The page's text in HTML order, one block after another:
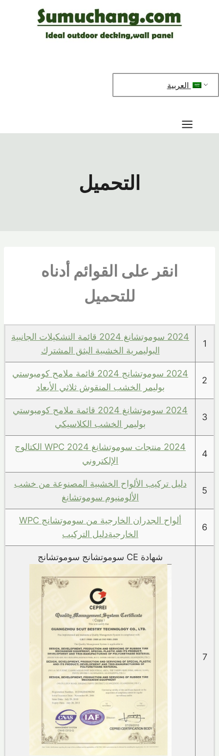
العربية
التحميل
انقر على القوائم أدناه
للتحميل
1
2024 سوموتشانغ 2024 قائمة التشكيلات الجانبية
البوليمرية الخشبية البثق المشترك
2
2024 سوموتشانج 2024 قائمة ملامح كومبوستي
بوليمر الخشب المنقوش ثلاثي الأبعاد
3
2024 سوموتشانغ 2024 قائمة ملامح كومبوستي
بوليمر الخشب الكلاسيكي
4
2024 منتجات سوموتشانغ WPC 2024 الكتالوج
الإلكتروني
5
دليل تركيب الألواح الخشبية المصنوعة من خشب
الألومنيوم سوموتشانغ
6
ألواح الجدران الخارجية من سوموتشانج WPC
الخارجيةدليل التركيب
7
شهادة CE سوموتشانج سوموتشانج